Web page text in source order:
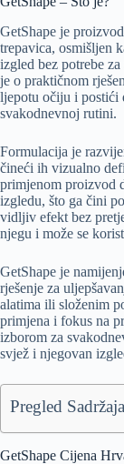
GetShape je
trepavica, osmišljen
izgled bez potrebe
je o praktičnom
ljepotu očiju i postići
svakodnevnoj rutini.
Formulacija je
čineći ih vizualno
primjenom proizvod
izgledu, što ga čini
vidljiv efekt bez
njegu i može se
GetShape je
rješenje za
alatima ili složenim
primjena i fokus na
izborom za
svjež i njegovan
Pregled Sadržaja
GetShape Cijena